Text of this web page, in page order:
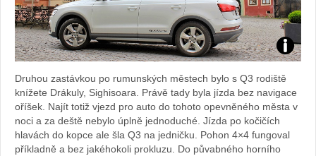
Foto:
Sabina
Druhou zastávkou po rumunských městech bylo s Q3 rodiště
knížete Drákuly, Sighisoara. Právě tady byla jízda bez navigace
oříšek. Najít totiž vjezd pro auto do tohoto opevněného města v
noci a za deště nebylo úplně jednoduché. Jízda po kočičích
hlavách do kopce ale šla Q3 na jedničku. Pohon 4×4 fungoval
příkladně a bez jakéhokoli prokluzu. Do půvabného horního